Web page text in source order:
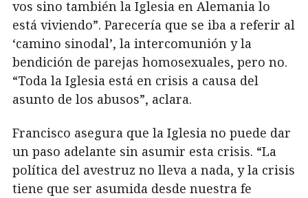
vos sino también la Iglesia en Alemania lo
está viviendo”. Parecería que se iba a referir al
‘camino sinodal’, la intercomunión y la
bendición de parejas homosexuales, pero no.
“Toda la Iglesia está en crisis a causa del
asunto de los abusos”, aclara.
Francisco asegura que la Iglesia no puede dar
un paso adelante sin asumir esta crisis. “La
política del avestruz no lleva a nada, y la crisis
tiene que ser asumida desde nuestra fe